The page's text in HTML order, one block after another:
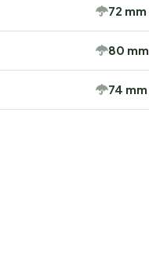
72 mm
80 mm
74 mm